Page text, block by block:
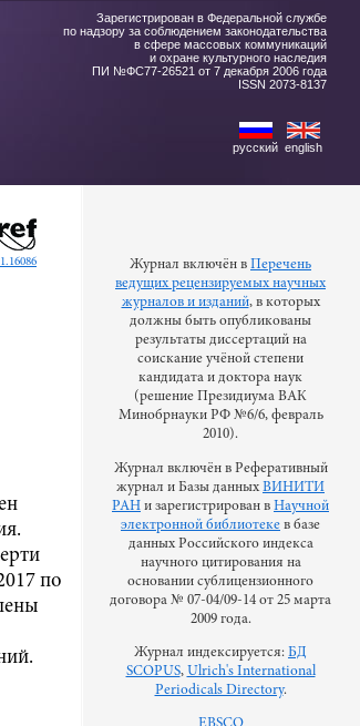
Зарегистрирован в Федеральной службе
по надзору за соблюдением законодательства
в сфере массовых коммуникаций
и охране культурного наследия
ПИ №ФС77-26521 от 7 декабря 2006 года
ISSN 2073-8137
русский english
Журнал включён в Перечень
ведущих рецензируемых научных
журналов и изданий, в которых
должны быть опубликованы
результаты диссертаций на
соискание учёной степени
кандидата и доктора наук
(решение Президиума ВАК
Минобрнауки РФ №6/6, февраль
2010).
Журнал включён в Реферативный
журнал и Базы данныхВИНИТИ
РАН и зарегистрирован в Научной
электронной библиотеке в базе
данных Российского индекса
научного цитирования на
основании сублицензионного
договора № 07-04/09-14 от 25 марта
2009 года.
Журнал индексируется: БД
SCOPUS, Ulrich's International
Periodicals Directory.
по